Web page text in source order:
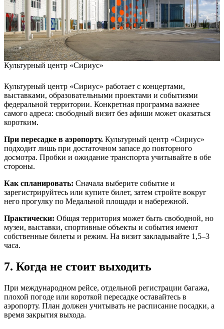
Культурный центр «Сириус»
Культурный центр «Сириус» работает с концертами,
выставками, образовательными проектами и событиями
федеральной территории. Конкретная программа важнее
самого адреса: свободный визит без афиши может оказаться
коротким.
При пересадке в аэропорту. Культурный центр «Сириус»
подходит лишь при достаточном запасе до повторного
досмотра. Пробки и ожидание транспорта учитывайте в обе
стороны.
Как спланировать: Сначала выберите событие и
зарегистрируйтесь или купите билет, затем стройте вокруг
него прогулку по Медальной площади и набережной.
Практически: Общая территория может быть свободной, но
музеи, выставки, спортивные объекты и события имеют
собственные билеты и режим. На визит закладывайте 1,5–3
часа.
7. Когда не стоит выходить
При международном рейсе, отдельной регистрации багажа,
плохой погоде или короткой пересадке оставайтесь в
аэропорту. План должен учитывать не расписание посадки, а
время закрытия выхода.